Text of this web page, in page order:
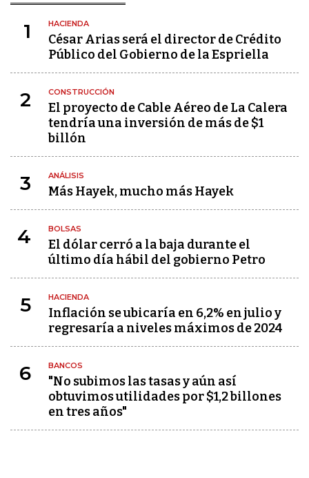
1 HACIENDA
César Arias será el director de Crédito
Público del Gobierno de la Espriella
2 CONSTRUCCIÓN
El proyecto de Cable Aéreo de La Calera
tendría una inversión de más de $1
billón
3 ANÁLISIS
Más Hayek, mucho más Hayek
4 BOLSAS
El dólar cerró a la baja durante el
último día hábil del gobierno Petro
5 HACIENDA
Inflación se ubicaría en 6,2% en julio y
regresaría a niveles máximos de 2024
6 BANCOS
"No subimos las tasas y aún así
obtuvimos utilidades por $1,2 billones
en tres años"